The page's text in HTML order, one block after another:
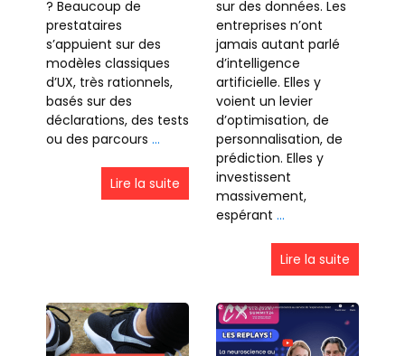
? Beaucoup de
prestataires
s’appuient sur des
modèles classiques
d’UX, très rationnels,
basés sur des
déclarations, des tests
ou des parcours …
Lire la suite
sur des données. Les
entreprises n’ont
jamais autant parlé
d’intelligence
artificielle. Elles y
voient un levier
d’optimisation, de
personnalisation, de
prédiction. Elles y
investissent
massivement,
espérant …
Lire la suite